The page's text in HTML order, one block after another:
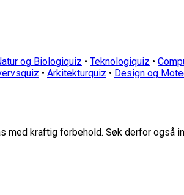
og Biologiquiz • Teknologiquiz •
• Arkitekturquiz • Design og
kraftig forbehold. Søk derfor også